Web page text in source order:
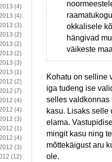
okkalisele
hängivad
väikeste
Kohatu on selline
iga tudeng ise
selles valdkonnas
kasu. Lisaks selle
elama.
mingit kasu ning
mõttekäigust aru
ole.
(4)
(4)
(3)
(2)
(2)
(2)
(3)
(1)
(2)
(7)
(4)
(4)
(3)
(1)
(4)
(3)
(12)